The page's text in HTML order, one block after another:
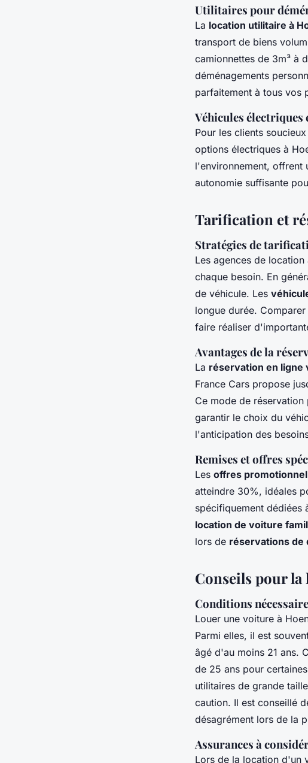
Utilitaires pour
La location utilitaire à
transport de biens
camionnettes de 3m³ à
déménagements
parfaitement à tous vos
Véhicules électriques
Pour les clients
options électriques à
l'environnement, offrent
autonomie suffisante
Tarification et
Stratégies de
Les agences de
chaque besoin. En
de véhicule. Les
longue durée.
faire réaliser
Avantages de la
La réservation en ligne
France Cars propose
Ce mode de
garantir le choix du
l'anticipation des
Remises et offres
Les offres
atteindre 30%, idéales
spécifiquement dédiées
location de voiture
lors de réservations de
Conseils pour la
Conditions
Louer une voiture à
Parmi elles, il est
âgé d'au moins 21 ans.
de 25 ans pour
utilitaires de grande
caution. Il est conseillé
désagrément lors de la
Assurances à
Lors de la location d'un